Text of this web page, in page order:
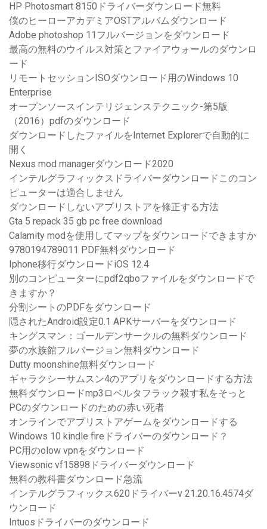
HP Photosmart 8150ドライバーダウンロード無料
僕のヒーローアカデミアOSTアルバムダウンロード
Adobe photoshop 11フルバージョンをダウンロード
最高の無料のウイルス対策とファイアウォールのダウンロ
ード
リモートセッションISOダウンロード用のWindows 10
Enterprise
オープンソースインテリジェンステクニック-第5版
（2016）pdfのダウンロード
ダウンロードしたファイルをInternet Explorerで自動的に
開く
Nexus mod managerダウンロード2020
インテルグラフィックスドライバーダウンロードこのコン
ピューターは適合しません
ダウンロードしないアプリストアを修正する方法
Gta 5 repack 35 gb pc free download
Calamity modを使用してマップをダウンロードできますか
9780194789011 PDF無料ダウンロード
Iphone移行ダウンロードiOS 12.4
別のコンピューターにpdf2qboファイルをダウンロードで
きますか？
分割シートのPDFをダウンロード
隠されたAndroid設定0.1 APKサーバーをダウンロード
キングスマン：ゴールデンサークルの無料ダウンロード
夢の水族館フルバージョン無料ダウンロード
Dutty moonshine無料ダウンロード
ギャラクシーサムスン4のアプリをダウンロードする方法
無料ダウンロードmp3ロベルタフラック殺す私をそっと
PCのダウンロードのための赤い死者
オンラインでアプリストアゲームをダウンロードする
Windows 10 kindle fireドライバーのダウンロード？
PC用のolow vpnをダウンロード
Viewsonic vf15898ドライバーダウンロード
無料の教科書ダウンロード急流
インテルグラフィックス620ドライバーv 21.20.16.4574ダ
ウンロード
Intuosドライバーのダウンロード